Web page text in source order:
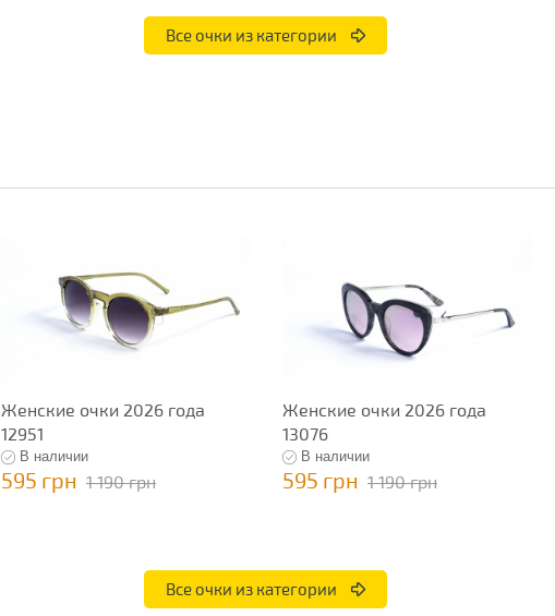
Все очки из категории
Женские очки 2026 года
12951
В наличии
595 грн 1 190 грн
Женские очки 2026 года
13076
В наличии
595 грн 1 190 грн
Все очки из категории